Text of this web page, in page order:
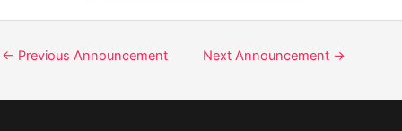
← Previous Announcement Next Announcement →